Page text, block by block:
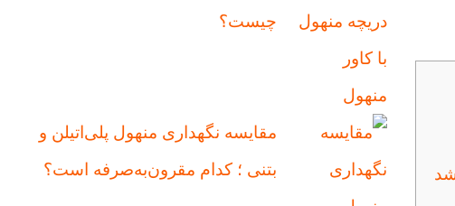
چیست؟
مقایسه نگهداری منهول پلی‌اتیلن و
بتنی ؛ کدام مقرون‌به‌صرفه است؟